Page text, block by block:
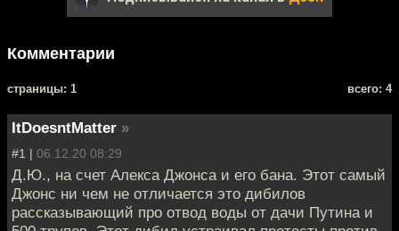
Комментарии
cтраницы: 1 всего: 4
ItDoesntMatter »
#1 | 06.12.20 08:29
Д.Ю., на счет Алекса Джонса и его бана. Этот самый
Джонс ни чем не отличается это дибилов
рассказывающий про отвод воды от дачи Путина и